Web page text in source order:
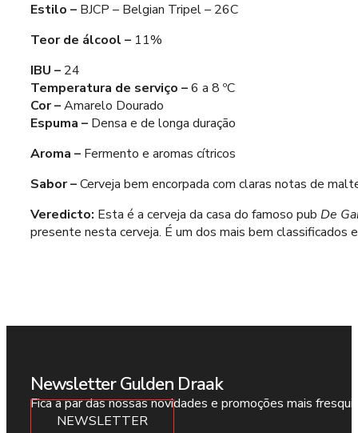
Estilo – BJCP – Belgian Tripel – 26C
Teor de álcool – 11%
IBU – 24
Temperatura de serviço –6 a 8 ºC
Cor –Amarelo Dourado
Espuma – Densa e de longa duração
Aroma – Fermento e aromas cítricos
Sabor –Cerveja bem encorpada com claras notas de
Veredicto: Esta é a cerveja da casa do famoso pub De
presente nesta cerveja. É um dos mais bem classificados
Newsletter Gulden Draak
Fica a par das nossas novidades e promoções mais
NEWSLETTER